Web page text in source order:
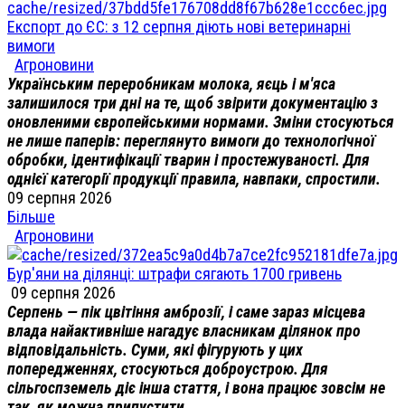
Експорт до ЄС: з 12 серпня діють нові ветеринарні
вимоги
Агроновини
Українським переробникам молока, яєць і м'яса
залишилося три дні на те, щоб звірити документацію з
оновленими європейськими нормами. Зміни стосуються
не лише паперів: переглянуто вимоги до технологічної
обробки, ідентифікації тварин і простежуваності. Для
однієї категорії продукції правила, навпаки, спростили.
09 серпня 2026
Більше
Агроновини
Бур'яни на ділянці: штрафи сягають 1700 гривень
09 серпня 2026
Серпень — пік цвітіння амброзії, і саме зараз місцева
влада найактивніше нагадує власникам ділянок про
відповідальність. Суми, які фігурують у цих
попередженнях, стосуються доброустрою. Для
сільгоспземель діє інша стаття, і вона працює зовсім не